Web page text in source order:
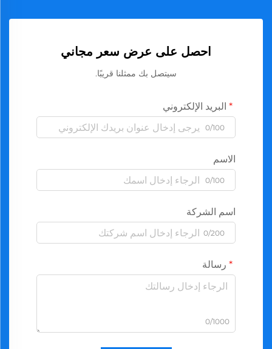
احصل على عرض سعر مجاني
سيتصل بك ممثلنا قريبًا.
البريد الإلكتروني
0/100
الاسم
0/100
اسم الشركة
0/200
رسالة
0/1000